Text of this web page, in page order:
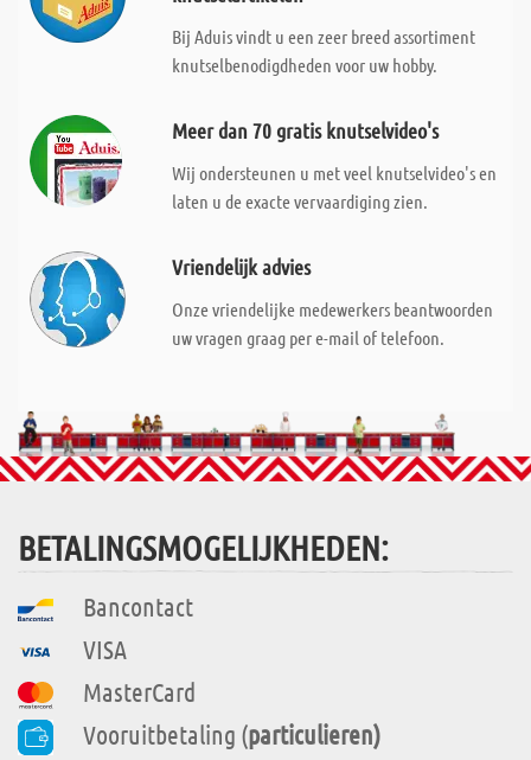
Bij Aduis vindt u een zeer breed assortiment
knutselbenodigdheden voor uw hobby.
Meer dan 70 gratis knutselvideo's
Wij ondersteunen u met veel knutselvideo's en
laten u de exacte vervaardiging zien.
Vriendelijk advies
Onze vriendelijke medewerkers beantwoorden
uw vragen graag per e-mail of telefoon.
BETALINGSMOGELIJKHEDEN:
Bancontact
VISA
MasterCard
Vooruitbetaling (particulieren)